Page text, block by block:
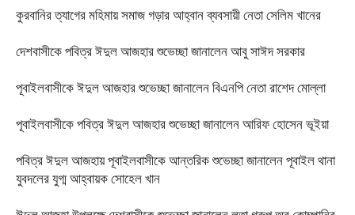
কুরবানির ত্যাগের মহিমায় সমাজ গড়ার আহ্বান ব্যবসায়ী নেতা সেলিম খানের
দেশবাসীকে পবিত্র ঈদুল আজহার শুভেচ্ছা জানালেন আবু সাঈদ সরকার
পূবাইলবাসীকে ঈদুল আজহার শুভেচ্ছা জানালেন বিএনপি নেতা রাশেদ মোল্লা
পূবাইলবাসীকে পবিত্র ঈদুল আজহার শুভেচ্ছা জানালেন আরিফ হোসেন ভূইয়া
পবিত্র ঈদুল আজহায় পূবাইলবাসীকে আন্তরিক শুভেচ্ছা জানালেন পূবাইল থানা
যুবদলের যুগ্ম আহ্বায়ক সোহেল খান